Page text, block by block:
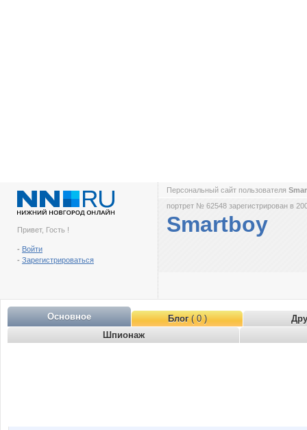
Привет, Гость !
- Войти
- Зарегистрироваться
Персональный сайт пользователя
портрет № 62548 зарегистрирован в
Smartboy
Основное Блог( 0 )
Шпионаж